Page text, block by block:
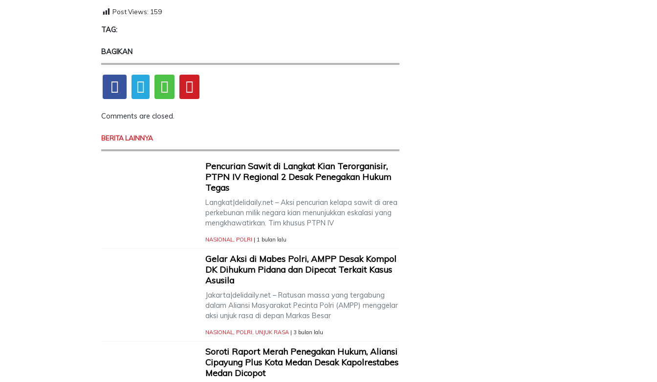
Post Views: 159
TAG:
BAGIKAN
Comments are closed.
BERITA LAINNYA
Pencurian Sawit di Langkat Kian Terorganisir,
PTPN IV Regional 2 Desak Penegakan Hukum
Tegas
Langkat|delidaily.net – Aksi pencurian kelapa sawit di area
perkebunan milik negara kian menunjukkan eskalasi yang
mengkhawatirkan. Tim khusus PTPN IV
NASIONAL POLRI | 1 bulan lalu
Gelar Aksi di Mabes Polri, AMPP Desak Kompol
DK Dihukum Pidana dan Dipecat Terkait Kasus
Asusila
Jakarta|delidaily.net – Ratusan massa yang tergabung
dalam Aliansi Masyarakat Pecinta Polri (AMPP) menggelar
aksi unjuk rasa di depan Markas Besar
NASIONAL POLRI UNJUK RASA | 3 bulan lalu
Soroti Raport Merah Penegakan Hukum, Aliansi
Cipayung Plus Kota Medan Desak Kapolrestabes
Medan Dicopot